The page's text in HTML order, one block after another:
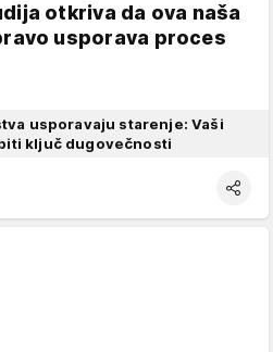
otkriva da ova naša
usporava proces
usporavaju starenje: Vaši
ključ dugovečnosti